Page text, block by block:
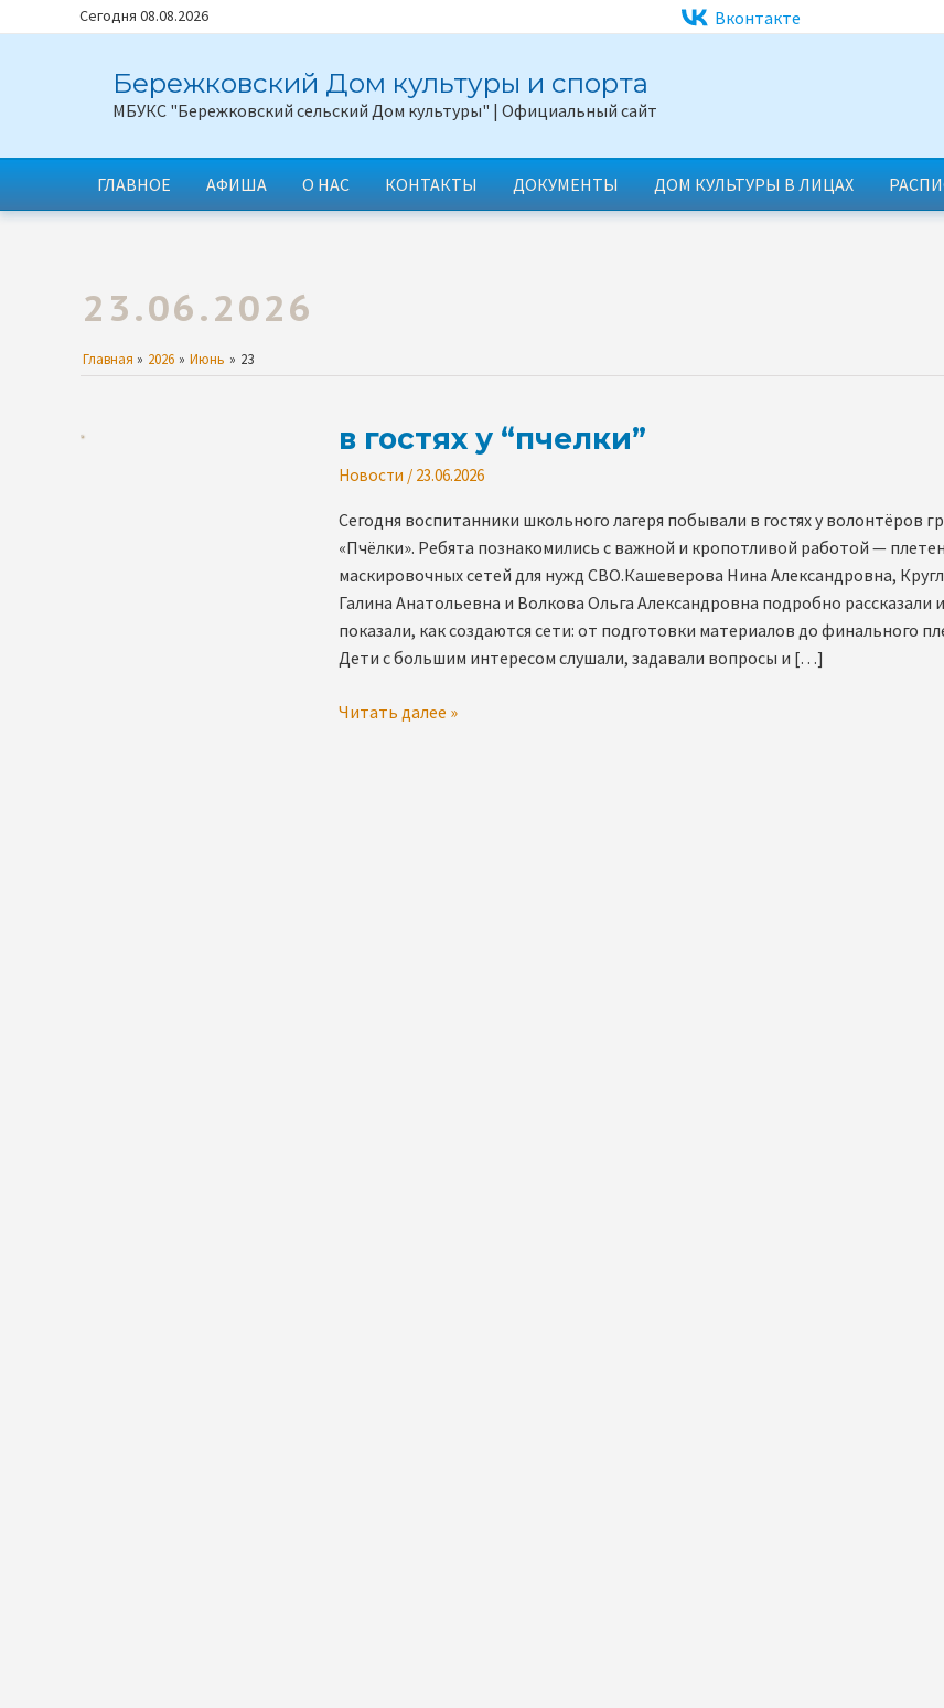
к
Сегодня 08.08.2026 Вконтакте
Бережковский Дом культуры и спорта
МБУКС "Бережковский сельский Дом культуры" | Официальный сайт
ГЛАВНОЕ АФИША О НАС КОНТАКТЫ ДОКУМЕНТЫ ДОМ КУЛЬТУРЫ В ЛИЦАХ
23.06.2026
Главная 2026 Июнь 23
в гостях у “пчелки”
Новости / 23.06.2026
Сегодня воспитанники школьного лагеря побывали в гостях у волонтёров
«Пчёлки». Ребята познакомились с важной и кропотливой работой —
маскировочных сетей для нужд СВО.Кашеверова Нина Александровна,
Галина Анатольевна и Волкова Ольга Александровна подробно рассказали и
показали, как создаются сети: от подготовки материалов до финального
Дети с большим интересом слушали, задавали вопросы и […]
в
Читать далее »